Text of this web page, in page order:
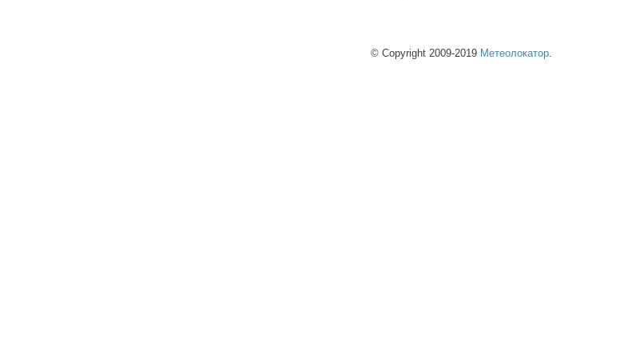
© Copyright 2009-2019 Метеолокатор